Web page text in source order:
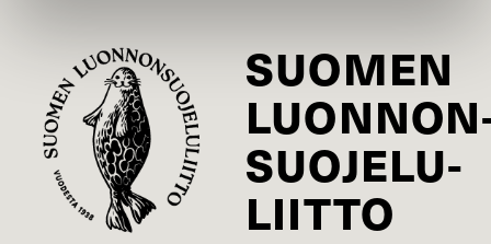
SUOMEN
SUOJELU­
LIITTO